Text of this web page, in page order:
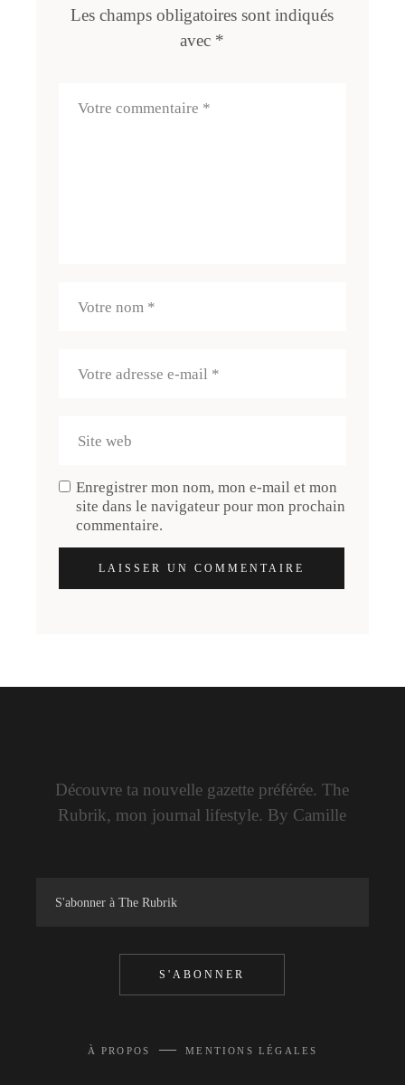
Les champs obligatoires sont indiqués
avec *
Enregistrer mon nom, mon e-mail et mon
site dans le navigateur pour mon prochain
commentaire.
LAISSER UN COMMENTAIRE
Découvre ta nouvelle gazette préférée. The
Rubrik, mon journal lifestyle. By Camille
S'ABONNER
À PROPOS — MENTIONS LÉGALES